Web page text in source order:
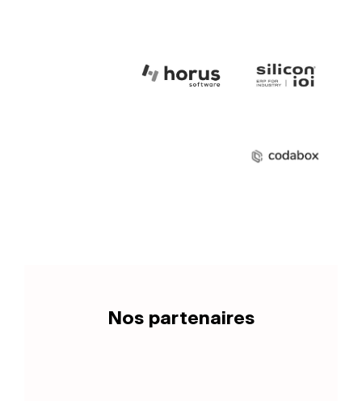
Nos partenaires